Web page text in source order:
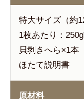
特大サイズ（約
1枚あたり：
貝剥きへら×1本
ほたて説明書
原材料